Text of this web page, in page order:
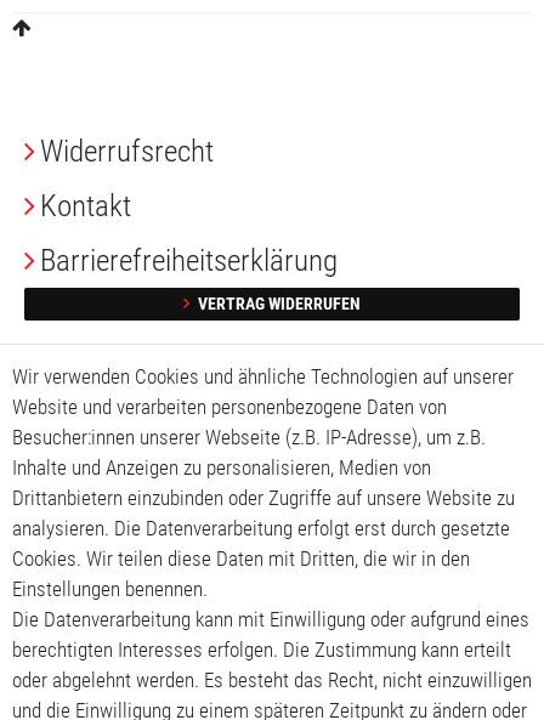
Widerrufs­recht
Kontakt
Barrierefreiheitserklärung
VERTRAG WIDERRUFEN
Impressum
Daten­schutz­erklärung
AGB
Mein Konto
Mein Warenkorb
Meine Wunschliste
Wir verwenden Cookies und ähnliche Technologien auf unserer
Website und verarbeiten personenbezogene Daten von
Besucher:innen unserer Webseite (z.B. IP-Adresse), um z.B.
Inhalte und Anzeigen zu personalisieren, Medien von
Drittanbietern einzubinden oder Zugriffe auf unsere Website zu
analysieren. Die Datenverarbeitung erfolgt erst durch gesetzte
Cookies. Wir teilen diese Daten mit Dritten, die wir in den
Einstellungen benennen.
Die Datenverarbeitung kann mit Einwilligung oder aufgrund eines
berechtigten Interesses erfolgen. Die Zustimmung kann erteilt
oder abgelehnt werden. Es besteht das Recht, nicht einzuwilligen
und die Einwilligung zu einem späteren Zeitpunkt zu ändern oder